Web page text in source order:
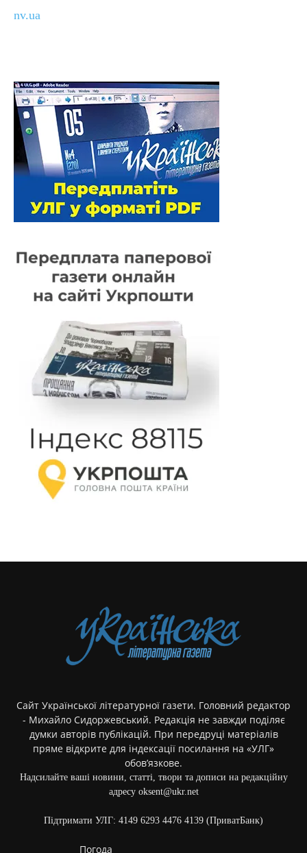
nv.ua
Сайт Української літературної газети. Головний редактор
- Михайло Сидоржевський. Редакція не завжди поділяє
думки авторів публікацій. При передруці матеріалів
пряме відкрите для індексації посилання на «УЛГ»
обов’язкове.
Надсилайте ваші новини, статті, твори та дописи на редакційну
адресу oksent@ukr.net
Підтримати УЛГ: 4149 6293 4476 4139 (ПриватБанк)
Погода